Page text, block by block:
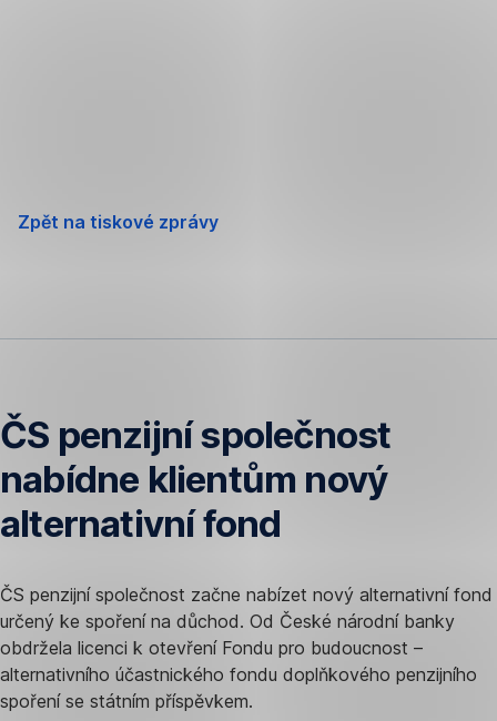
Zpět na tiskové zprávy
ČS penzijní společnost
nabídne klientům nový
alternativní fond
ČS penzijní společnost začne nabízet nový alternativní fond
určený ke spoření na důchod. Od České národní banky
obdržela licenci k otevření Fondu pro budoucnost –
alternativního účastnického fondu doplňkového penzijního
spoření se státním příspěvkem.